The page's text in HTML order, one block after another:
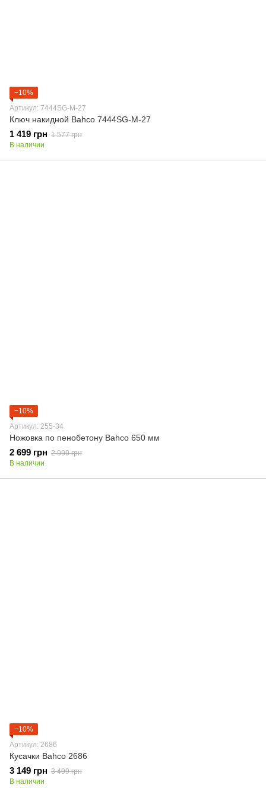
−10%
Артикул: 7444SG-M-27
Ключ накидной Bahco 7444SG-M-27
1 419 грн 1 577 грн
В наличии
−10%
Артикул: 255-34
Ножовка по пенобетону Bahco 650 мм
2 699 грн 2 999 грн
В наличии
−10%
Артикул: 2686
Кусачки Bahco 2686
3 149 грн 3 499 грн
В наличии